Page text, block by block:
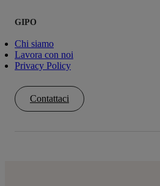
GIPO
Chi siamo
Lavora con noi
Privacy Policy
Contattaci